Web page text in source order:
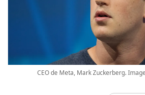
CEO de Meta, Mark Zuckerberg.